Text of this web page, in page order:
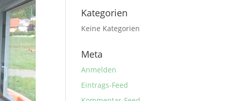
Kategorien
Keine Kategorien
Meta
Anmelden
Eintrags-Feed